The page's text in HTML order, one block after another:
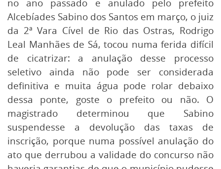
no ano passado e anulado pelo prefeito
Alcebíades Sabino dos Santos em março, o juiz
da 2ª Vara Cível de Rio das Ostras, Rodrigo
Leal Manhães de Sá, tocou numa ferida difícil
de cicatrizar: a anulação desse processo
seletivo ainda não pode ser considerada
definitiva e muita água pode rolar debaixo
dessa ponte, goste o prefeito ou não. O
magistrado determinou que Sabino
suspendesse a devolução das taxas de
inscrição, porque numa possível anulação do
ato que derrubou a validade do concurso não